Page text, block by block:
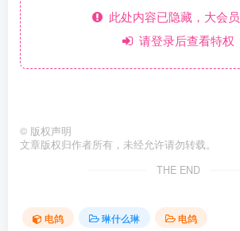
此处内容已隐藏，大会
请登录后查看特权
© 版权声明
文章版权归作者所有，未经允许请勿转载。
THE END
电鸽 琳什么琳
电鸽